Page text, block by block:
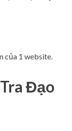
của 1 website.
Đạo